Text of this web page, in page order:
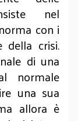
nel
con i
della crisi.
di una
normale
una sua
allora è